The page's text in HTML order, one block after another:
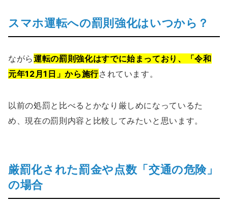
スマホ運転への罰則強化はいつから？
ながら運転の罰則強化はすでに始まっており、「令和
元年12月1日」から施行されています。
以前の処罰と比べるとかなり厳しめになっているた
め、現在の罰則内容と比較してみたいと思います。
厳罰化された罰金や点数「交通の危険」
の場合